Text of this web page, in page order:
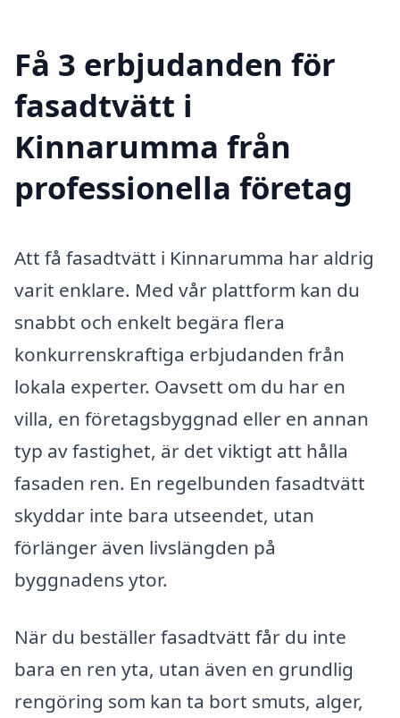
Få 3 erbjudanden för
fasadtvätt i
Kinnarumma från
professionella företag
Att få fasadtvätt i Kinnarumma har aldrig
varit enklare. Med vår plattform kan du
snabbt och enkelt begära flera
konkurrenskraftiga erbjudanden från
lokala experter. Oavsett om du har en
villa, en företagsbyggnad eller en annan
typ av fastighet, är det viktigt att hålla
fasaden ren. En regelbunden fasadtvätt
skyddar inte bara utseendet, utan
förlänger även livslängden på
byggnadens ytor.
När du beställer fasadtvätt får du inte
bara en ren yta, utan även en grundlig
rengöring som kan ta bort smuts, alger,